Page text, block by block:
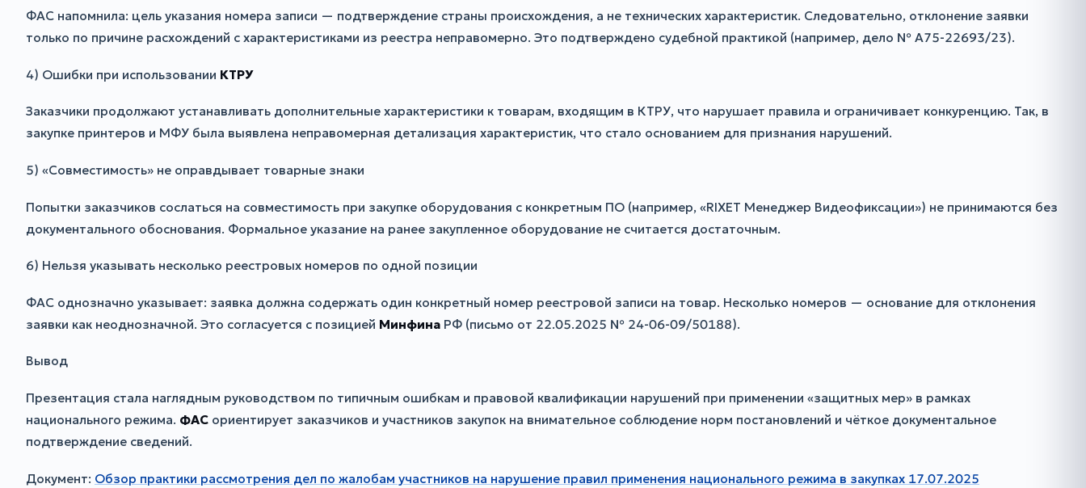
ФАС напомнила: цель указания номера записи — подтверждение страны происхождения, а не технических характеристик. Следовательно, отклонение заявки
только по причине расхождений с характеристиками из реестра неправомерно. Это подтверждено судебной практикой (например, дело № А75-22693/23).
4) Ошибки при использовании КТРУ
Заказчики продолжают устанавливать дополнительные характеристики к товарам, входящим в КТРУ, что нарушает правила и ограничивает конкуренцию. Так, в
закупке принтеров и МФУ была выявлена неправомерная детализация характеристик, что стало основанием для признания нарушений.
5) «Совместимость» не оправдывает товарные знаки
Попытки заказчиков сослаться на совместимость при закупке оборудования с конкретным ПО (например, «RIXET Менеджер Видеофиксации») не принимаются без
документального обоснования. Формальное указание на ранее закупленное оборудование не считается достаточным.
6) Нельзя указывать несколько реестровых номеров по одной позиции
ФАС однозначно указывает: заявка должна содержать один конкретный номер реестровой записи на товар. Несколько номеров — основание для отклонения
заявки как неоднозначной. Это согласуется с позицией Минфина РФ (письмо от 22.05.2025 № 24-06-09/50188).
Вывод
Презентация стала наглядным руководством по типичным ошибкам и правовой квалификации нарушений при применении «защитных мер» в рамках
национального режима. ФАС ориентирует заказчиков и участников закупок на внимательное соблюдение норм постановлений и чёткое документальное
подтверждение сведений.
Документ: Обзор практики рассмотрения дел по жалобам участников на нарушение правил применения национального режима в закупках 17.07.2025